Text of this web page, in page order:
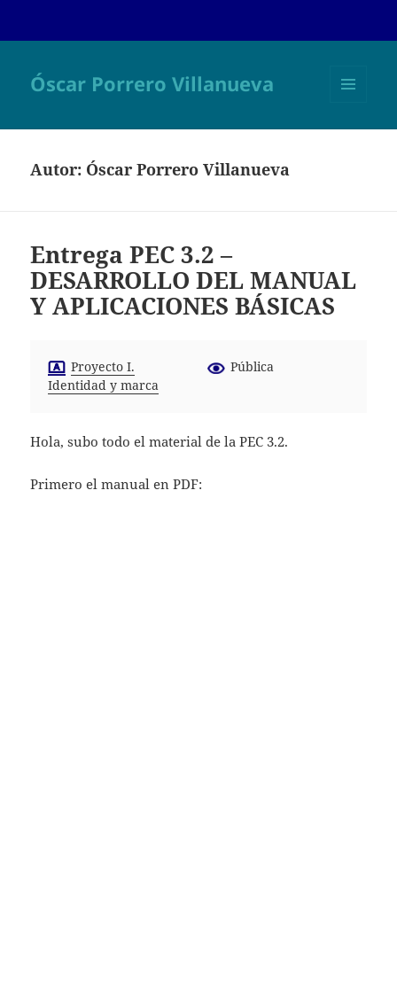
Óscar Porrero Villanueva
Autor: Óscar Porrero Villanueva
Entrega PEC 3.2 –
DESARROLLO DEL MANUAL
Y APLICACIONES BÁSICAS
Proyecto I.
Identidad y marca
Pública
Hola, subo todo el material de la PEC 3.2.
Primero el manual en PDF: